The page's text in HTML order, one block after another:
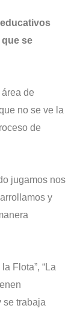
se
de
no se ve la
de
jugamos nos
y
Flota”, “La
se trabaja